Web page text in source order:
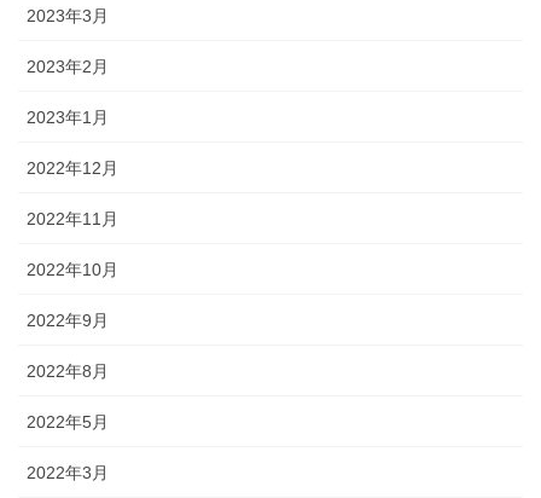
2023年3月
2023年2月
2023年1月
2022年12月
2022年11月
2022年10月
2022年9月
2022年8月
2022年5月
2022年3月